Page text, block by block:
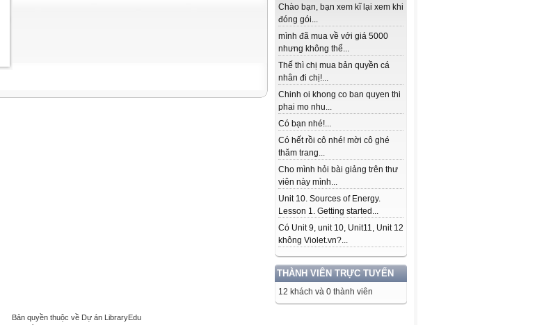
Chào bạn, bạn xem kĩ lại xem khi
đóng gói...
mình đã mua về với giá 5000
nhưng không thể...
Thế thì chị mua bản quyền cá
nhân đi chị!...
Chinh oi khong co ban quyen thi
phai mo nhu...
Có bạn nhé!...
Có hết rồi cô nhé! mời cô ghé
thăm trang...
Cho mình hỏi bài giảng trên thư
viên này mình...
Unit 10. Sources of Energy.
Lesson 1. Getting started...
Có Unit 9, unit 10, Unit11, Unit 12
không Violet.vn?...
THÀNH VIÊN TRỰC TUYẾN
12 khách và 0 thành viên
Bản quyền thuộc về Dự án LibraryEdu